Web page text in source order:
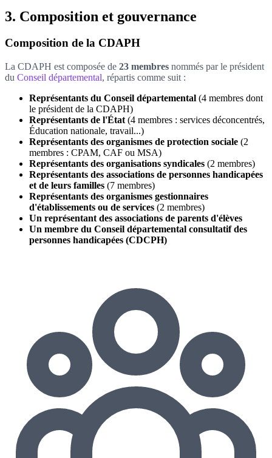
3. Composition et gouvernance
Composition de la CDAPH
La CDAPH est composée de 23 membres nommés par le président
du Conseil départemental, répartis comme suit :
Représentants du Conseil départemental (4 membres dont
le président de la CDAPH)
Représentants de l'État (4 membres : services déconcentrés,
Éducation nationale, travail...)
Représentants des organismes de protection sociale (2
membres : CPAM, CAF ou MSA)
Représentants des organisations syndicales (2 membres)
Représentants des associations de personnes handicapées
et de leurs familles (7 membres)
Représentants des organismes gestionnaires
d'établissements ou de services (2 membres)
Un représentant des associations de parents d'élèves
Un membre du Conseil départemental consultatif des
personnes handicapées (CDCPH)